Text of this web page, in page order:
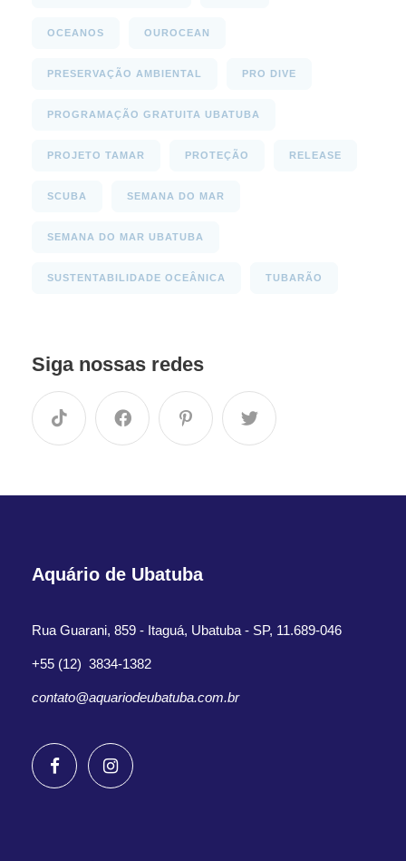
OCEANOS OUROCEAN
PRESERVAÇÃO AMBIENTAL PRO DIVE
PROGRAMAÇÃO GRATUITA UBATUBA
PROJETO TAMAR PROTEÇÃO RELEASE
SCUBA SEMANA DO MAR
SEMANA DO MAR UBATUBA
SUSTENTABILIDADE OCEÂNICA TUBARÃO
Siga nossas redes
Aquário de Ubatuba
Rua Guarani, 859 - Itaguá, Ubatuba - SP, 11.689-046
+55 (12) 3834-1382
contato@aquariodeubatuba.com.br